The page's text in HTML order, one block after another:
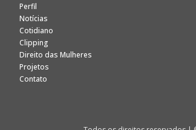
Perfil
Notícias
Cotidiano
Clipping
Direito das Mulheres
Projetos
Contato